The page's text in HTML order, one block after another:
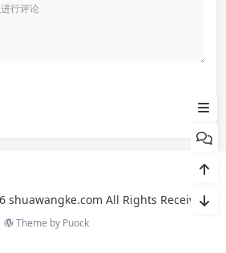
shuawangke.com All Rights Received.
Theme by Puock